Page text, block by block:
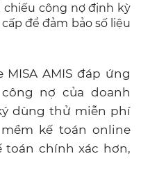
chiếu công nợ định kỳ
để đảm bảo số liệu
AMIS đáp ứng
nợ của doanh
dùng thử miễn phí
kế toán online
toán chính xác hơn,